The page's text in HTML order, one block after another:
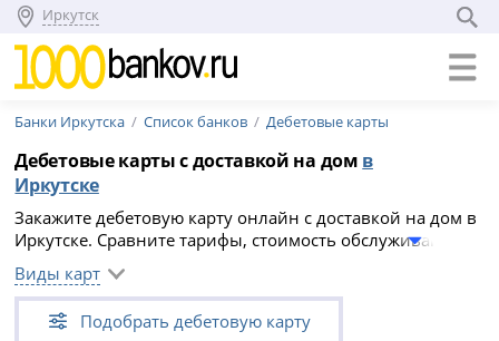
Иркутск
Банки Иркутска Список банков Дебетовые карты
Дебетовые карты с доставкой на дом в
Иркутске
Закажите дебетовую карту онлайн с доставкой на дом в
Иркутске. Сравните тарифы, стоимость обслуживания,
кэшбэк, проценты на остаток и условия доставки, затем
заполните заявку на сайте банка. Решение, срок
выпуска и возможность курьерской доставки зависят от
банка, адреса и выбранной карты.
Виды карт
Подобрать дебетовую карту